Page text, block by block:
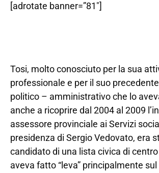
[adrotate banner=”81″]
Tosi, molto conosciuto per la sua
professionale e per il suo
politico – amministrativo che lo
anche a ricoprire dal 2004 al 2009
assessore provinciale ai Servizi
presidenza di Sergio Vedovato, era
candidato di una lista civica di
aveva fatto “leva” principalmente sul